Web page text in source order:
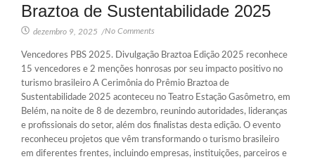
Braztoa de Sustentabilidade 2025
dezembro 9, 2025 /No Comments
Vencedores PBS 2025. Divulgação Braztoa Edição 2025 reconhece
15 vencedores e 2 menções honrosas por seu impacto positivo no
turismo brasileiro A Cerimônia do Prêmio Braztoa de
Sustentabilidade 2025 aconteceu no Teatro Estação Gasômetro, em
Belém, na noite de 8 de dezembro, reunindo autoridades, lideranças
e profissionais do setor, além dos finalistas desta edição. O evento
reconheceu projetos que vêm transformando o turismo brasileiro
em diferentes frentes, incluindo empresas, instituições, parceiros e